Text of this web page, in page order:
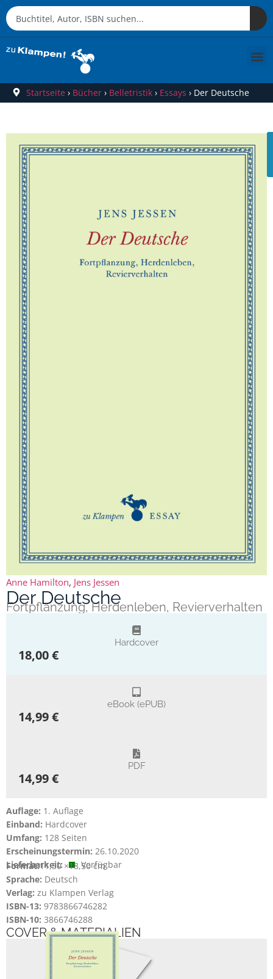
Startseite › Bücher› Belletristik› Essays › Der Deutsche
Anne Hamilton, Jens Jessen
Der Deutsche
Fortpflanzung, Herdenleben, Revierverhalten
Hardcover
18,00 €
eBook (ePUB)
14,99 €
PDF
14,99 €
Auflage: 1. Auflage
Einband: Hardcover
Umfang: 128 Seiten
Erscheinungstermin: 26.10.2020
Lieferbarkeit:
Verfügbar
Format:11,50 ×18,50 cm
Sprache: Deutsch
Verlag: zu Klampen Verlag
ISBN-13: 9783866746282
ISBN-10: 3866746288
COVER & MATERIALIEN